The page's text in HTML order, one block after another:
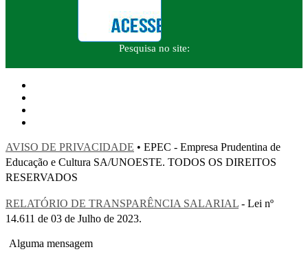
Pesquisa no site:
AVISO DE PRIVACIDADE • EPEC - Empresa Prudentina de
Educação e Cultura SA/UNOESTE. TODOS OS DIREITOS
RESERVADOS
RELATÓRIO DE TRANSPARÊNCIA SALARIAL - Lei nº
14.611 de 03 de Julho de 2023.
Alguma mensagem